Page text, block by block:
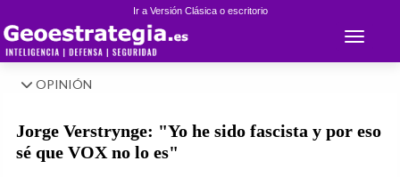
Ir a Versión Clásica o escritorio
Toggle
OPINIÓN
Jorge Verstrynge: "Yo he sido fascista y por eso
sé que VOX no lo es"